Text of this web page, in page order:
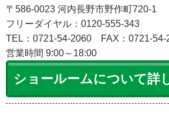
〒586-0023 河内長野市野作町720-1
フリーダイヤル：0120-555-343
TEL：0721-54-2060
FAX：0721-54-
営業時間 9:00～18:00
ショールームについて詳